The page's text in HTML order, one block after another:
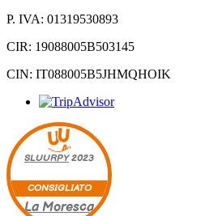
P. IVA: 01319530893
CIR: 19088005B503145
CIN: IT088005B5JHMQHOIK
SLUURPY2023
CONSIGLIATO
La Moresca